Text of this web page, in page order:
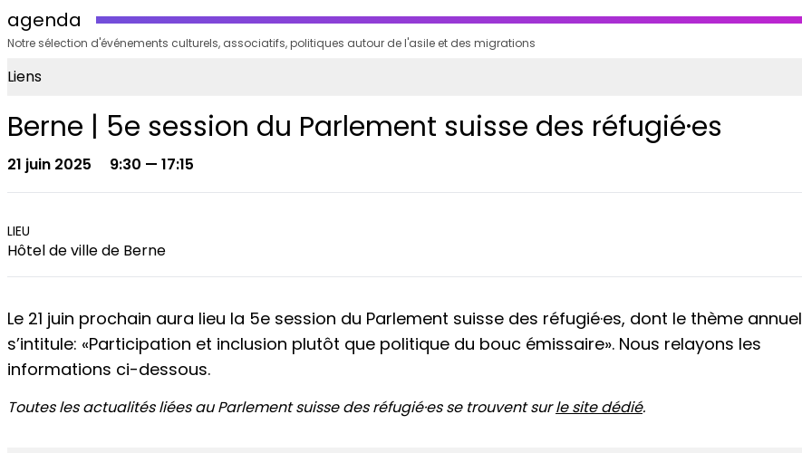
agenda
Notre sélection d'événements culturels, associatifs, politiques autour de l'asile et des migrations
Liens
Berne | 5e session du Parlement suisse des réfugié·es
21 juin 2025 9:30 — 17:15
LIEU
Hôtel de ville de Berne
Le 21 juin prochain aura lieu la 5e session du Parlement suisse des réfugié·es, dont le thème annuel
s’intitule: «Participation et inclusion plutôt que politique du bouc émissaire». Nous relayons les
informations ci-dessous.
Toutes les actualités liées au Parlement suisse des réfugié·es se trouvent surle site dédié.